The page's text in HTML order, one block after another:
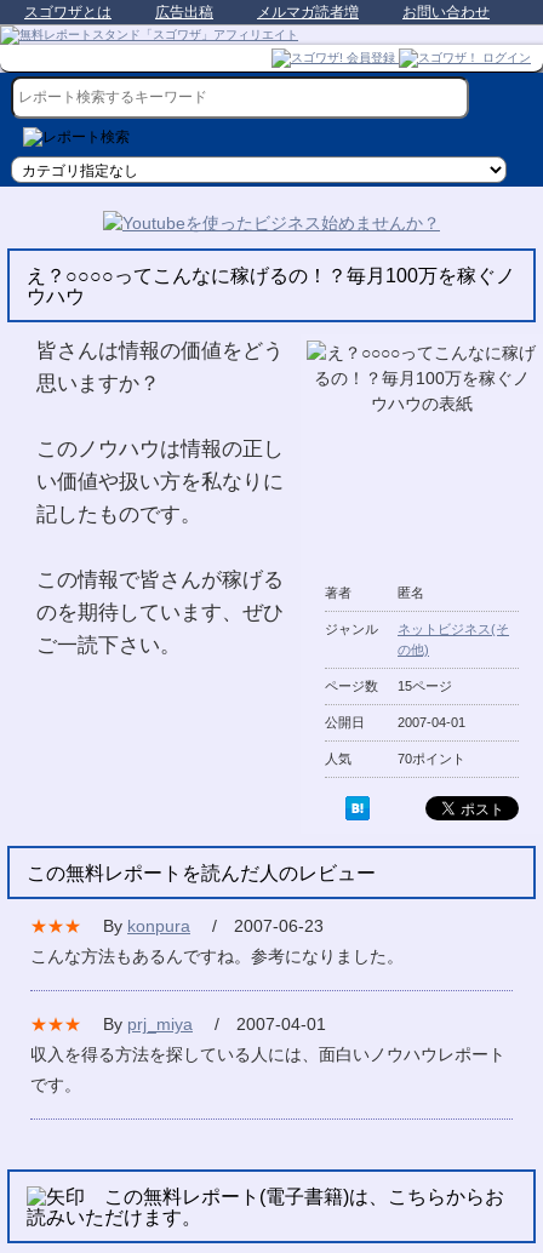
スゴワザとは 広告出稿 メルマガ読者増 お問い合わせ
え？○○○○ってこんなに稼げるの！？毎月100万を稼ぐノ
ウハウ
著者 匿名
ジャンル
ネットビジネス(そ
の他)
ページ数 15ページ
公開日 2007-04-01
人気 70ポイント
皆さんは情報の価値をどう
思いますか？
このノウハウは情報の正し
い価値や扱い方を私なりに
記したものです。
この情報で皆さんが稼げる
のを期待しています、ぜひ
ご一読下さい。
この無料レポートを読んだ人のレビュー
★★★ By konpura
/ 2007-06-23
こんな方法もあるんですね。参考になりました。
★★★ By prj_miya
/ 2007-04-01
収入を得る方法を探している人には、面白いノウハウレポート
です。
この無料レポート(電子書籍)は、こちらからお
読みいただけます。